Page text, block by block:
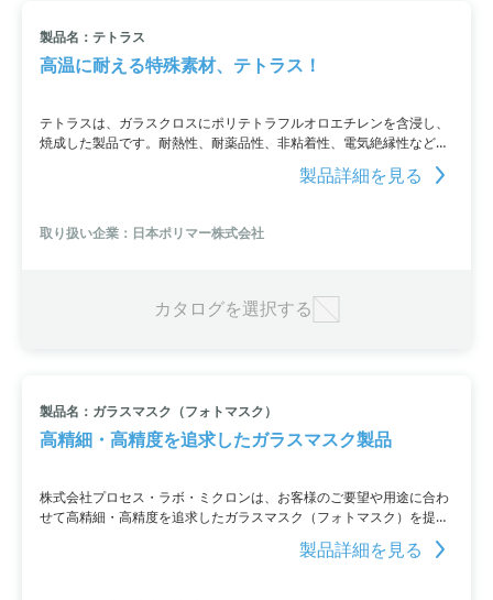
製品名：テトラス
高温に耐える特殊素材、テトラス！
テトラスは、ガラスクロスにポリテトラフルオロエチレンを含浸し、
焼成した製品です。耐熱性、耐薬品性、非粘着性、電気絶縁性など
PTFEの特性を活かしながら、ガラスクロスの柔軟性と機械的特性も兼
ね備えています。広範囲な使用温度範囲（－100℃～＋260℃）で使
スだけでなく、メッシュやアラミドを基材にした製品も取り揃えてい
ます。フッ素樹脂、テフロン、ファブリックなどの用途に最適であ
製品詳細を見る
取り扱い企業：日本ポリマー株式会社
カタログを選択する
製品名：ガラスマスク（フォトマスク）
高精細・高精度を追求したガラスマスク製品
株式会社プロセス・ラボ・ミクロンは、お客様のご要望や用途に合わ
せて高精細・高精度を追求したガラスマスク（フォトマスク）を提供
しています。品質とコストにフレキシブルに対応し、エマルジョンガ
ラスマスク（ソーダ）対応やクロムガラスマスク（ソーダ＆石英）対
で製品を検査し、品質を保障しています。
製品詳細を見る